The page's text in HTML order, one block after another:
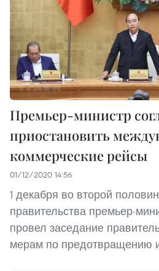
Премьер-министр
приостановить
коммерческие рейсы
01/12/2020 14:56
1 декабря во второй
правительства премьер-
провел заседание
мерам по предотвращению и